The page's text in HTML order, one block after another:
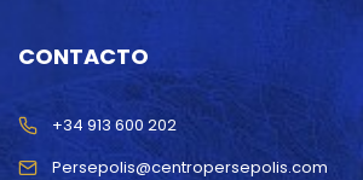
CONTACTO
Persepolis@centropersepolis.com
+34 913 600 202